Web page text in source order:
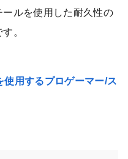
ルを使用した耐久性の
。
用するプロゲーマー/ス